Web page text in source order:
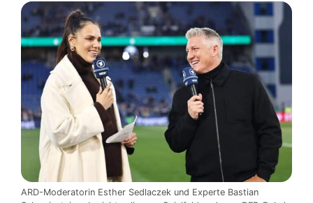
ARD-Moderatorin Esther Sedlaczek und Experte Bastian